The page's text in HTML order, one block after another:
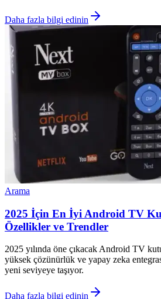
Daha fazla bilgi edinin
Arama
2025 İçin En İyi Android TV
Özellikler ve Trendler
2025 yılında öne çıkacak Android TV
yüksek çözünürlük ve yapay zeka
yeni seviyeye taşıyor.
Daha fazla bilgi edinin